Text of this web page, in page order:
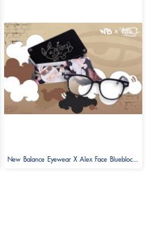
New Balance Eyewear X Alex Face Blueblock Glasses Limited Edition